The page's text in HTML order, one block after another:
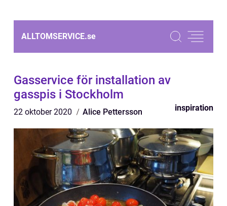
ALLTOMSERVICE.se
Gasservice för installation av
gasspis i Stockholm
22 oktober 2020 Alice Pettersson inspiration